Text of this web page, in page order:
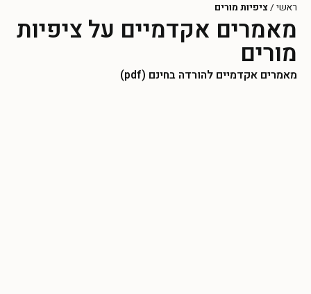
ראשי /ציפיות מורים
מאמרים אקדמיים על ציפיות
מורים
מאמרים אקדמיים להורדה בחינם (pdf)